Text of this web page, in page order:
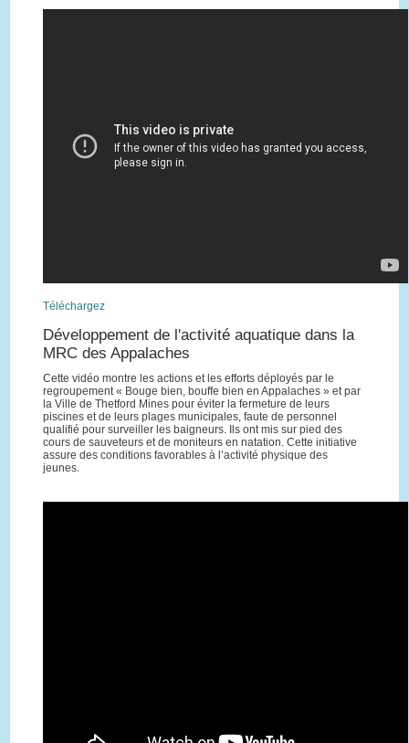
Téléchargez
Développement de l'activité aquatique dans la
MRC des Appalaches
Cette vidéo montre les actions et les efforts déployés par le
regroupement « Bouge bien, bouffe bien en Appalaches » et par
la Ville de Thetford Mines pour éviter la fermeture de leurs
piscines et de leurs plages municipales, faute de personnel
qualifié pour surveiller les baigneurs. Ils ont mis sur pied des
cours de sauveteurs et de moniteurs en natation. Cette initiative
assure des conditions favorables à l’activité physique des
jeunes.